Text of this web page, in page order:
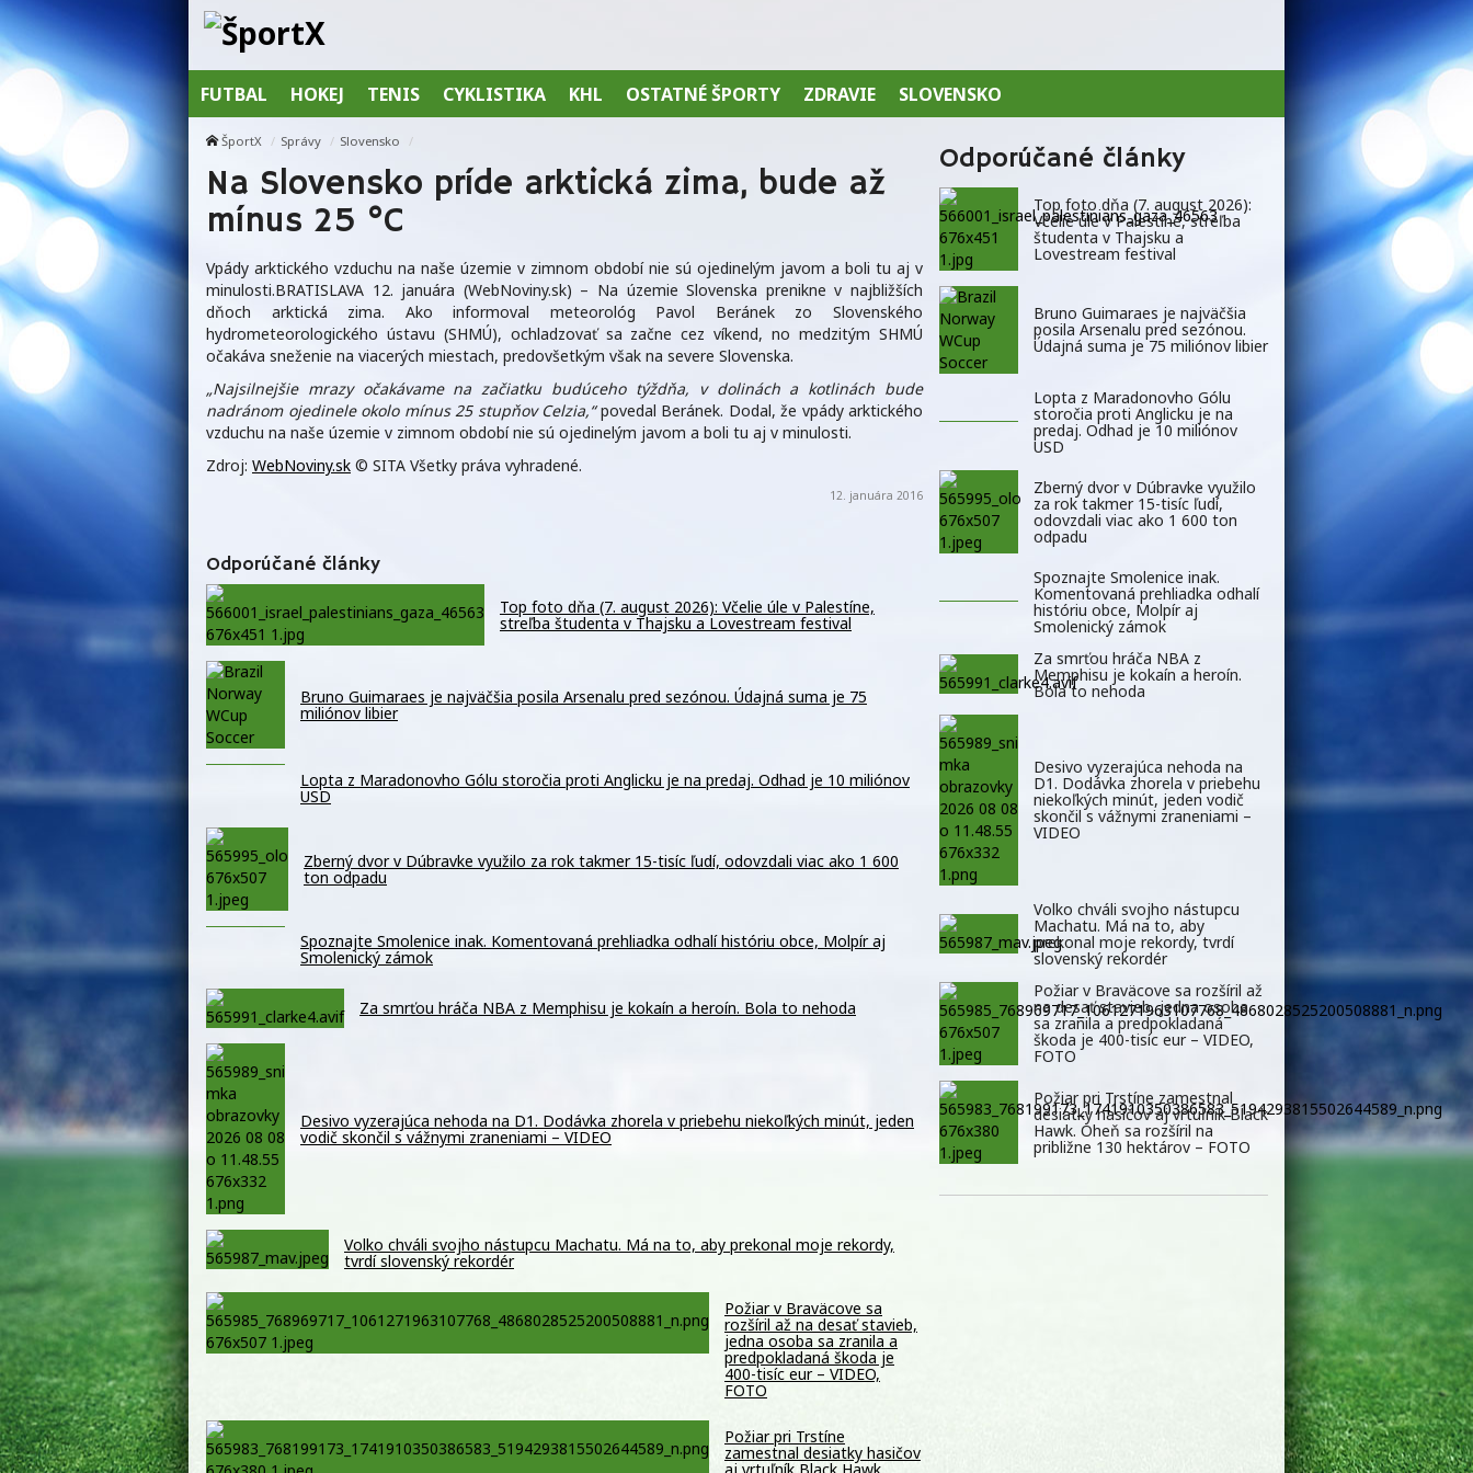
FUTBAL HOKEJ TENIS CYKLISTIKA KHL OSTATNÉ ŠPORTY ZDRAVIE SLOVENSKO
ŠportX Správy Slovensko
Na Slovensko príde arktická zima, bude až
mínus 25 °C
Vpády arktického vzduchu na naše územie v zimnom období nie sú ojedinelým javom a boli tu aj v
minulosti.BRATISLAVA 12. januára (WebNoviny.sk) – Na územie Slovenska prenikne v najbližších
dňoch arktická zima. Ako informoval meteorológ Pavol Beránek zo Slovenského
hydrometeorologického ústavu (SHMÚ), ochladzovať sa začne cez víkend, no medzitým SHMÚ
očakáva sneženie na viacerých miestach, predovšetkým však na severe Slovenska.
„Najsilnejšie mrazy očakávame na začiatku budúceho týždňa, v dolinách a kotlinách bude
nadránom ojedinele okolo mínus 25 stupňov Celzia,“povedal Beránek. Dodal, že vpády arktického
vzduchu na naše územie v zimnom období nie sú ojedinelým javom a boli tu aj v minulosti.
Zdroj: WebNoviny.sk © SITA Všetky práva vyhradené.
12. januára 2016
Odporúčané články
Top foto dňa (7. august 2026): Včelie úle v Palestíne,
streľba študenta v Thajsku a Lovestream festival
Bruno Guimaraes je najväčšia posila Arsenalu pred sezónou. Údajná suma je 75
miliónov libier
Lopta z Maradonovho Gólu storočia proti Anglicku je na predaj. Odhad je 10 miliónov
USD
Zberný dvor v Dúbravke využilo za rok takmer 15-tisíc ľudí, odovzdali viac ako 1 600
ton odpadu
Spoznajte Smolenice inak. Komentovaná prehliadka odhalí históriu obce, Molpír aj
Smolenický zámok
Za smrťou hráča NBA z Memphisu je kokaín a heroín. Bola to nehoda
Desivo vyzerajúca nehoda na D1. Dodávka zhorela v priebehu niekoľkých minút, jeden
vodič skončil s vážnymi zraneniami – VIDEO
Volko chváli svojho nástupcu Machatu. Má na to, aby prekonal moje rekordy,
tvrdí slovenský rekordér
Požiar v Braväcove sa
rozšíril až na desať stavieb,
jedna osoba sa zranila a
predpokladaná škoda je
400-tisíc eur – VIDEO,
FOTO
Požiar pri Trstíne
zamestnal desiatky hasičov
Odporúčané články
Top foto dňa (7. august 2026):
Včelie úle v Palestíne, streľba
študenta v Thajsku a
Lovestream festival
Bruno Guimaraes je najväčšia
posila Arsenalu pred sezónou.
Údajná suma je 75 miliónov libier
Lopta z Maradonovho Gólu
storočia proti Anglicku je na
predaj. Odhad je 10 miliónov
USD
Zberný dvor v Dúbravke využilo
za rok takmer 15-tisíc ľudí,
odovzdali viac ako 1 600 ton
odpadu
Spoznajte Smolenice inak.
Komentovaná prehliadka odhalí
históriu obce, Molpír aj
Smolenický zámok
Za smrťou hráča NBA z
Memphisu je kokaín a heroín.
Bola to nehoda
Desivo vyzerajúca nehoda na
D1. Dodávka zhorela v priebehu
niekoľkých minút, jeden vodič
skončil s vážnymi zraneniami –
VIDEO
Volko chváli svojho nástupcu
Machatu. Má na to, aby
prekonal moje rekordy, tvrdí
slovenský rekordér
Požiar v Braväcove sa rozšíril až
na desať stavieb, jedna osoba
sa zranila a predpokladaná
škoda je 400-tisíc eur – VIDEO,
FOTO
Požiar pri Trstíne zamestnal
desiatky hasičov aj vrtuľník Black
Hawk. Oheň sa rozšíril na
približne 130 hektárov – FOTO